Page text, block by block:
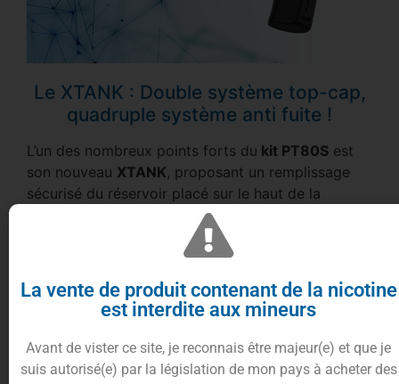
Le XTANK : Double système top-cap,
quadruple système anti fuite !
L’un des nombreux points forts du kit PT80S est
son nouveau XTANK, proposant un remplissage
sécurisé du réservoir placé sur le haut de la
Une fois celui-ci rempli vous pourrez par cette
même rotation, régler votreairflow
de n’avoir aucune ouverture sur le bas et par la
même occasion aucune fuite, ingénieux !
contenance de4.5mldee-liquide, ainsi qu’une
compatibilité avec toutes lesrésistances GTX Coil
La vente de produit contenant de la nicotine
est interdite aux mineurs
Avant de vister ce site, je reconnais être majeur(e) et que je
suis autorisé(e) par la législation de mon pays à acheter des